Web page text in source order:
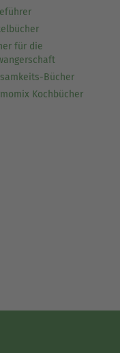
für die
Bücher
Kochbücher